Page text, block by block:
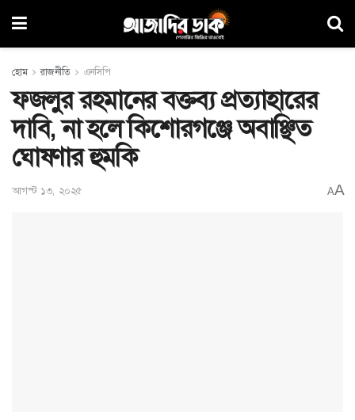
হোম রাজনীতি এনসিপি
ফজলুর রহমানের বক্তব্য প্রত্যাহারের
দাবি, না হলে কিশোরগঞ্জে অবাঞ্ছিত
ঘোষণার হুমকি
আগস্ট ১৩, ২০২৫ AA